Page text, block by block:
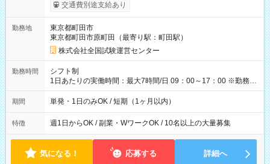
り！】 希望される場合、勤務から1週間ほどで給与の一部を受け
例】 ・河合塾模擬試験 8:30～17:30（休憩1時間） 時給1,300円
×8時間＝日収10,400円＋交通費 ※当日の役割により時給＋100
円の場合あり ・国家試験 7:00～13:30（休憩なし） 時給1,300
円（役割手当＋100円）×6時間＝日収8,400円＋交通費 【試用期
間】試用期間なし
交通費別途支給あり
勤務地
東京都町田市
東京都町田市原町田（最寄り駅：町田駅）
株式会社全国試験運営センター
勤務時間
シフト制
1日あたりの実働時間：最大7時間/日 09：00～17：00 ※勤務時
間は 試験により異なります。
期間 単発・1日のみOK / 短期（1ヶ月以内）
特徴 週1日からOK / 副業・WワークOK / 10名以上の大量募集
気になる！ 応募する 詳細へ